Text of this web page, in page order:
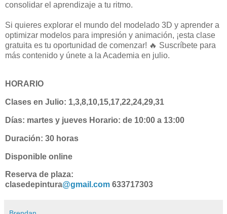
consolidar el aprendizaje a tu ritmo.
Si quieres explorar el mundo del modelado 3D y aprender a
optimizar modelos para impresión y animación, ¡esta clase
gratuita es tu oportunidad de comenzar! 🔥 Suscríbete para
más contenido y únete a la Academia en julio.
HORARIO
Clases en Julio: 1,3,8,10,15,17,22,24,29,31
Días: martes y jueves Horario: de 10:00 a 13:00
Duración: 30 horas
Disponible online
Reserva de plaza:
clasedepintura‪@gmail.com‬ 633717303